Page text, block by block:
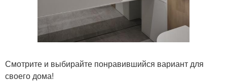
Смотрите и выбирайте понравившийся вариант для
своего дома!